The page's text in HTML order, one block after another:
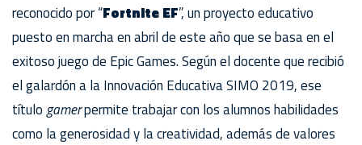
reconocido por “Fortnite EF”, un proyecto educativo
puesto en marcha en abril de este año que se basa en el
exitoso juego de Epic Games. Según el docente que recibió
el galardón a la Innovación Educativa SIMO 2019, ese
títulogamerpermite trabajar con los alumnos habilidades
como la generosidad y la creatividad, además de valores